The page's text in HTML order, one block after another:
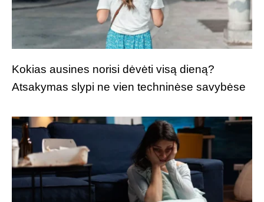
Kokias ausines norisi dėvėti visą dieną?
Atsakymas slypi ne vien techninėse savybėse